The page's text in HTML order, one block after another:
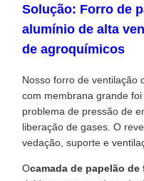
Solução: Forro de
alumínio de alta
de agroquímicos
Nosso forro de ventilação
com membrana grande
problema de pressão de
liberação de gases. O
vedação, suporte e
Ocamada de papelão